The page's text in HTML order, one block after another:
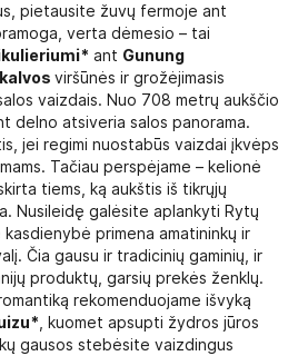
pietausite žuvų fermoje ant
verta dėmesio – tai
ant Gunung
viršūnės ir grožėjimasis
vaizdais. Nuo 708 metrų aukščio
delno atsiveria salos panorama.
jei regimi nuostabūs vaizdai įkvėps
Tačiau perspėjame – kelionė
tiems, ką aukštis iš tikrųjų
Nusileidę galėsite aplankyti Rytų
kasdienybė primena amatininkų ir
Čia gausu ir tradicinių gaminių, ir
produktų, garsių prekės ženklų.
rekomenduojame išvyką
, kuomet apsupti žydros jūros
gausos stebėsite vaizdingus